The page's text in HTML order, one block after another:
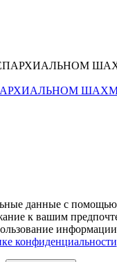
данные с
к вашим
конфиденциальности